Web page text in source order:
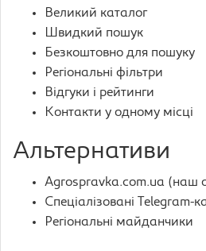
Великий каталог
Швидкий пошук
Безкоштовно для пошуку
Регіональні фільтри
Відгуки і рейтинги
Контакти у одному місці
Альтернативи
Agrospravka.com.ua (наш
Спеціалізовані Telegram-
Регіональні майданчики